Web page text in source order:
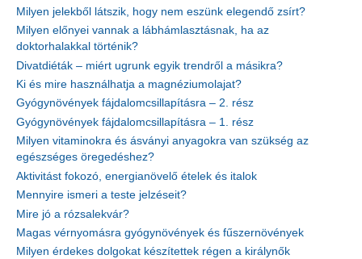
Milyen jelekből látszik, hogy nem eszünk elegendő zsírt?
Milyen előnyei vannak a lábhámlasztásnak, ha az
doktorhalakkal történik?
Divatdiéták – miért ugrunk egyik trendről a másikra?
Ki és mire használhatja a magnéziumolajat?
Gyógynövények fájdalomcsillapításra – 2. rész
Gyógynövények fájdalomcsillapításra – 1. rész
Milyen vitaminokra és ásványi anyagokra van szükség az
egészséges öregedéshez?
Aktivitást fokozó, energianövelő ételek és italok
Mennyire ismeri a teste jelzéseit?
Mire jó a rózsalekvár?
Magas vérnyomásra gyógynövények és fűszernövények
Milyen érdekes dolgokat készítettek régen a királynők